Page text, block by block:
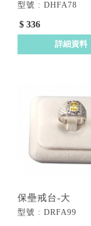
型號 : DHFA78
$ 336
詳細資料
保壘戒台-大
型號 : DRFA99